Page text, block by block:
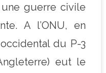
guerre civile
A l’ONU, en
du P-3
eut le